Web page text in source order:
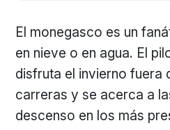
El monegasco es un
en nieve o en agua. El
disfruta el invierno fuera
carreras y se acerca a
descenso en los más